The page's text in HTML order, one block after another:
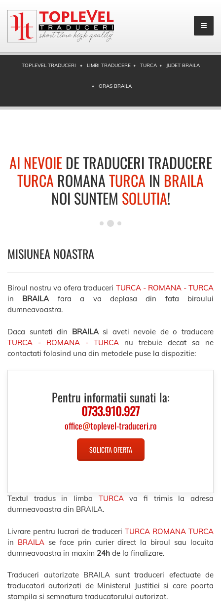
TOPLEVEL TRADUCERI LIMBI TRADUCERE TURCA JUDET BRAILA
ORAS BRAILA
AI NEVOIEDE TRADUCERI TRADUCERE
TURCA ROMANATURCA IN BRAILA
NOI SUNTEM SOLUTIA!
MISIUNEA NOASTRA
Biroul nostru va ofera traduceri TURCA - ROMANA - TURCA
in BRAILAfara a va deplasa din fata biroului
dumneavoastra.
Daca sunteti din BRAILAsi aveti nevoie de o traducere
TURCA - ROMANA - TURCA nu trebuie decat sa ne
contactati folosind una din metodele puse la dispozitie:
Pentru informatii sunati la:
0733.910.927
office@toplevel-traduceri.ro
SOLICITA OFERTA
Textul tradus in limba TURCAva fi trimis la adresa
dumneavoastra din BRAILA.
Livrare pentru lucrari de traduceri TURCA ROMANA TURCA
in BRAILAse face prin curier direct la biroul sau locuita
dumneavoastra in maxim 24h de la finalizare.
Traduceri autorizate BRAILA sunt traduceri efectuate de
traducatori autorizati de Ministerul Justitiei si care poarta
stampila si semnatura traducatorului autorizat.